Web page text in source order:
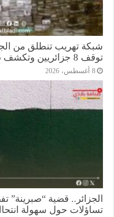
تهريب تنطلق من الجزائر
وتكشف 5 رحلات سرية
قضية “صبرينة” تفضح
حول سهولة انتحال